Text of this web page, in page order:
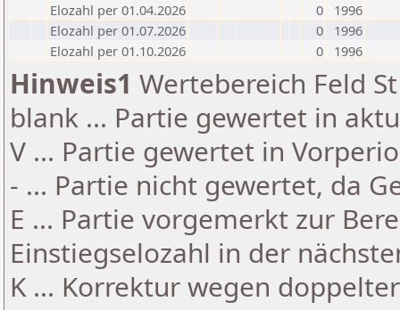
Elozahl per 01.04.2026
0
1996
Elozahl per 01.07.2026
0
1996
Elozahl per 01.10.2026
0 1996
Hinweis1 Wertebereich Feld
blank ... Partie gewertet in
V ... Partie gewertet in
- ... Partie nicht gewertet, da
E ... Partie vorgemerkt zur
Einstiegselozahl in der
K ... Korrektur wegen